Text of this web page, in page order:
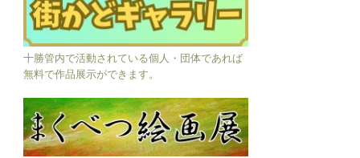
十勝管内で活動されている個人・団体であれば
無料で作品展示ができます。